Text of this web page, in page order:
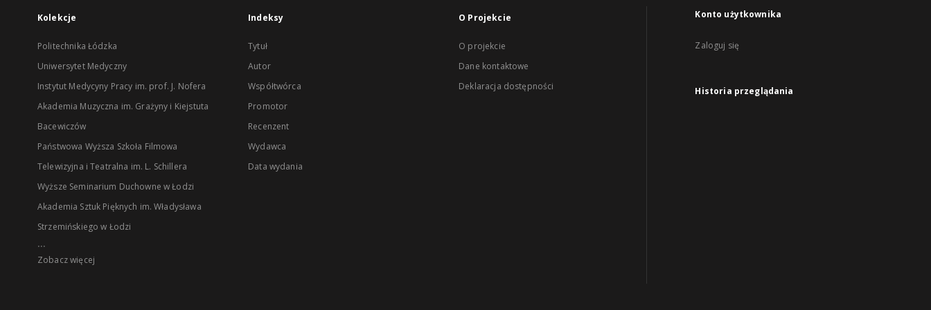
Kolekcje
Politechnika Łódzka
Uniwersytet Medyczny
Instytut Medycyny Pracy im. prof. J. Nofera
Akademia Muzyczna im. Grażyny i Kiejstuta
Bacewiczów
Państwowa Wyższa Szkoła Filmowa
Telewizyjna i Teatralna im. L. Schillera
Wyższe Seminarium Duchowne w Łodzi
Akademia Sztuk Pięknych im. Władysława
Strzemińskiego w Łodzi
...
Zobacz więcej
Indeksy
Tytuł
Autor
Współtwórca
Promotor
Recenzent
Wydawca
Data wydania
O Projekcie
O projekcie
Dane kontaktowe
Deklaracja dostępności
Konto użytkownika
Zaloguj się
Historia przeglądania